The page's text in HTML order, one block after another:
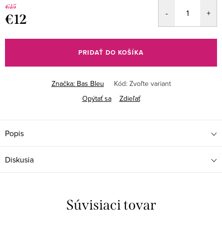
€15
€12
cena:
PRIDAŤ DO KOŠÍKA
Značka: Bas Bleu Kód: Zvoľte variant
Opýtať sa
Zdieľať
Popis
Diskusia
Súvisiaci tovar